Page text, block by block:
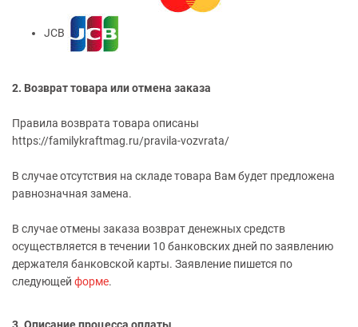
JCB
2. Возврат товара или отмена заказа
Правила возврата товара описаны
https://familykraftmag.ru/pravila-vozvrata/
В случае отсутствия на складе товара Вам будет предложена
равнозначная замена.
В случае отмены заказа возврат денежных средств
осуществляется в течении 10 банковских дней по заявлению
держателя банковской карты. Заявление пишется по
следующей форме.